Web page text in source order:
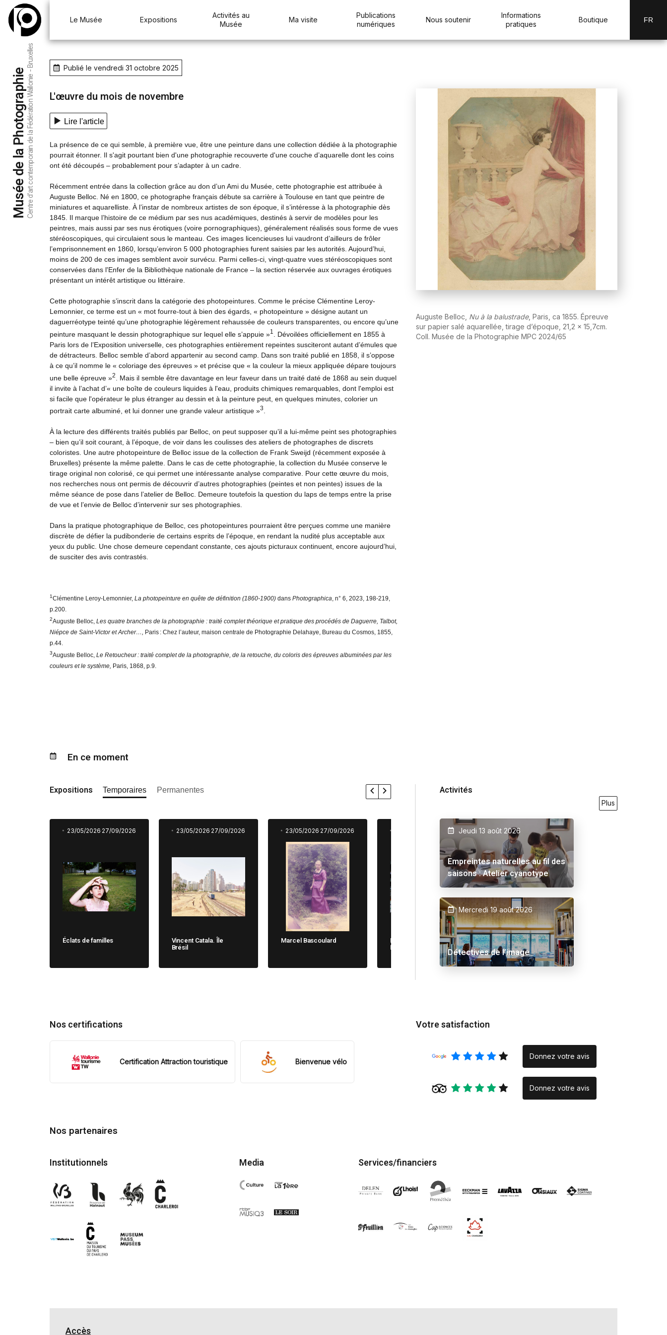
Musée de la PhotographieCentre d’art contemporain de la Fédération Wallonie - Bruxelles
Le Musée Expositions
Activités au
Musée
Ma visite
Publications
numériques
Nous soutenir
Informations
pratiques
Boutique FR
Publié le vendredi 31 octobre 2025
L'œuvre du mois de novembre
Lire l'article
La présence de ce qui semble, à première vue, être une peinture dans une collection dédiée à la photographie
pourrait étonner. Il s'agit pourtant bien d'une photographie recouverte d'une couche d’aquarelle dont les coins
ont été découpés – probablement pour s’adapter à un cadre.
Récemment entrée dans la collection grâce au don d’un Ami du Musée, cette photographie est attribuée à
Auguste Belloc. Né en 1800, ce photographe français débute sa carrière à Toulouse en tant que peintre de
miniatures et aquarelliste. À l’instar de nombreux artistes de son époque, il s’intéresse à la photographie dès
1845. Il marque l’histoire de ce médium par ses nus académiques, destinés à servir de modèles pour les
peintres, mais aussi par ses nus érotiques (voire pornographiques), généralement réalisés sous forme de vues
stéréoscopiques, qui circulaient sous le manteau. Ces images licencieuses lui vaudront d’ailleurs de frôler
l’emprisonnement en 1860, lorsqu’environ 5 000 photographies furent saisies par les autorités. Aujourd’hui,
moins de 200 de ces images semblent avoir survécu. Parmi celles-ci, vingt-quatre vues stéréoscopiques sont
conservées dans l'Enfer de la Bibliothèque nationale de France – la section réservée aux ouvrages érotiques
présentant un intérêt artistique ou littéraire.
Cette photographie s’inscrit dans la catégorie des photopeintures. Comme le précise Clémentine Leroy-
Lemonnier, ce terme est un « mot fourre-tout à bien des égards, « photopeinture » désigne autant un
daguerréotype teinté qu’une photographie légèrement rehaussée de couleurs transparentes, ou encore qu’une
peinture masquant le dessin photographique sur lequel elle s’appuie »1
. Dévoilées officiellement en 1855 à
Paris lors de l’Exposition universelle, ces photographies entièrement repeintes susciteront autant d’émules que
de détracteurs. Belloc semble d’abord appartenir au second camp. Dans son traité publié en 1858, il s’oppose
à ce qu’il nomme le « coloriage des épreuves » et précise que « la couleur la mieux appliquée dépare toujours
une belle épreuve »2
. Mais il semble être davantage en leur faveur dans un traité daté de 1868 au sein duquel
il invite à l’achat d’« une boîte de couleurs liquides à l'eau, produits chimiques remarquables, dont l'emploi est
si facile que l'opérateur le plus étranger au dessin et à la peinture peut, en quelques minutes, colorier un
portrait carte albuminé, et lui donner une grande valeur artistique »3
À la lecture des différents traités publiés par Belloc, on peut supposer qu’il a lui-même peint ses photographies
– bien qu’il soit courant, à l’époque, de voir dans les coulisses des ateliers de photographes de discrets
coloristes. Une autre photopeinture de Belloc issue de la collection de Frank Sweijd (récemment exposée à
Bruxelles) présente la même palette. Dans le cas de cette photographie, la collection du Musée conserve le
tirage original non colorisé, ce qui permet une intéressante analyse comparative. Pour cette œuvre du mois,
nos recherches nous ont permis de découvrir d’autres photographies (peintes et non peintes) issues de la
même séance de pose dans l’atelier de Belloc. Demeure toutefois la question du laps de temps entre la prise
de vue et l’envie de Belloc d’intervenir sur ses photographies.
Dans la pratique photographique de Belloc, ces photopeintures pourraient être perçues comme une manière
discrète de défier la pudibonderie de certains esprits de l’époque, en rendant la nudité plus acceptable aux
yeux du public. Une chose demeure cependant constante, ces ajouts picturaux continuent, encore aujourd’hui,
de susciter des avis contrastés.
1Clémentine Leroy-Lemonnier, La photopeinture en quête de définition (1860-1900) dans Photographica, n° 6, 2023, 198-219,
p.200.
2Auguste Belloc, Les quatre branches de la photographie : traité complet théorique et pratique des procédés de Daguerre, Talbot,
Niépce de Saint‑Victor et Archer…, Paris : Chez l’auteur, maison centrale de Photographie Delahaye, Bureau du Cosmos, 1855,
p.44.
3Auguste Belloc, Le Retoucheur : traité complet de la photographie, de la retouche, du coloris des épreuves albuminées par les
couleurs et le système, Paris, 1868, p.9.
Auguste Belloc, Nu à la balustrade, Paris, ca 1855. Épreuve
sur papier salé aquarellée, tirage d’époque, 21,2 x 15,7cm.
Coll. Musée de la Photographie MPC 2024/65
En ce moment
Expositions Temporaires Permanentes
23/05/2026 27/09/2026
Éclats de familles
23/05/2026 27/09/2026
Vincent Catala. Île
Brésil
23/05/2026 27/09/2026
Marcel Bascoulard
27/09/2026
Michela Cane. Chi Ama
Non Dimentica
23/05/2026 27/09/2026
Alex Schuurbiers.
Placeholder
Activités
Plus
Jeudi 13 août 2026
Empreintes naturelles au fil des
saisons : Atelier cyanotype
Mercredi 19 août 2026
Détectives de l’image
Nos certifications
Certification Attraction touristique Bienvenue vélo
Votre satisfaction
Donnez votre avis
Donnez votre avis
Nos partenaires
Institutionnels Media Services/financiers
Accès